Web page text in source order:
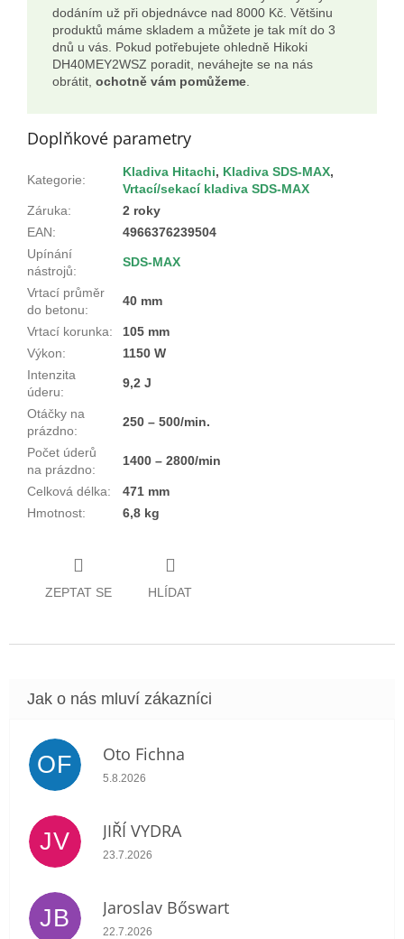
dodáním už při objednávce nad 8000 Kč. Většinu
produktů máme skladem a můžete je tak mít do 3
dnů u vás. Pokud potřebujete ohledně Hikoki
DH40MEY2WSZ poradit, neváhejte se na nás
obrátit, ochotně vám pomůžeme.
Doplňkové parametry
Kategorie:
Kladiva Hitachi, Kladiva SDS-MAX,
Vrtací/sekací kladiva SDS-MAX
Záruka:
2 roky
EAN:
4966376239504
Upínání
nástrojů:
SDS-MAX
Vrtací průměr
do betonu:
40 mm
Vrtací korunka:
105 mm
Výkon:
1150 W
Intenzita
úderu:
9,2 J
Otáčky na
prázdno:
250 – 500/min.
Počet úderů
na prázdno:
1400 – 2800/min
Celková délka:
471 mm
Hmotnost: 6,8 kg
ZEPTAT SE HLÍDAT
OF Oto Fichna
Hodnocení obchodu je 5 z 5 hvězdiček.
5.8.2026
JV JIŘÍ VYDRA
Hodnocení obchodu je 5 z 5 hvězdiček.
23.7.2026
JB Jaroslav Bőswart
Hodnocení obchodu je 5 z 5 hvězdiček.
22.7.2026